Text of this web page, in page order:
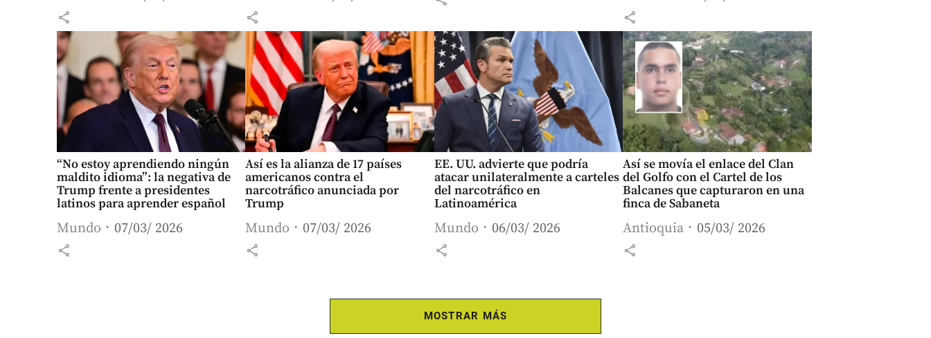
share share share
“No estoy aprendiendo ningún
maldito idioma”: la negativa de
Trump frente a presidentes
latinos para aprender español
Mundo 07/03/ 2026
share
Así es la alianza de 17 países
americanos contra el
narcotráfico anunciada por
Trump
Mundo 07/03/ 2026
share
EE. UU. advierte que podría
atacar unilateralmente a carteles
del narcotráfico en
Latinoamérica
Mundo 06/03/ 2026
share
Así se movía el enlace del Clan
del Golfo con el Cartel de los
Balcanes que capturaron en una
finca de Sabaneta
Antioquia 05/03/ 2026
share
MOSTRAR MÁS